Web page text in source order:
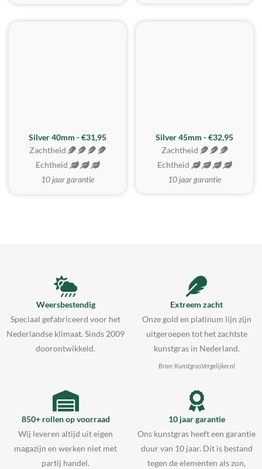
Silver 40mm - €31,95
Zachtheid
Echtheid
10 jaar garantie
MEEST GEKOZEN
Silver 45mm - €32,95
Zachtheid
Echtheid
10 jaar garantie
Weersbestendig
Speciaal gefabriceerd voor het
Nederlandse klimaat. Sinds 2009
doorontwikkeld.
Extreem zacht
Onze gold en platinum lijn zijn
uitgeroepen tot het zachtste
kunstgras in Nederland.
Bron: KunstgrasVergelijker.nl
850+ rollen op voorraad
Wij leveren altijd uit eigen
magazijn en werken niet met
partij handel.
10 jaar garantie
Ons kunstgras heeft een garantie
duur van 10 jaar. Dit is bestand
tegen de elementen als zon,